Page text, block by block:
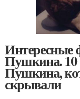
Интересные
Пушкина. 10
Пушкина,
скрывали